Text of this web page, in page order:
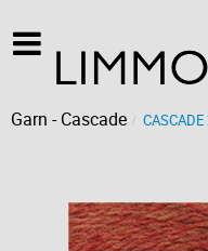
Garn - Cascade